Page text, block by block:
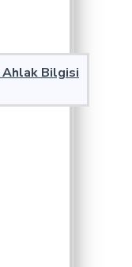
Ahlak Bilgisi